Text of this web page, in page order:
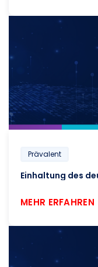
Prävalent
MEHR ERFAHREN